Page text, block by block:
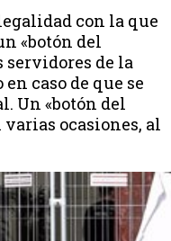
con la que
«botón del
servidores de la
caso de que se
Un «botón del
ocasiones, al